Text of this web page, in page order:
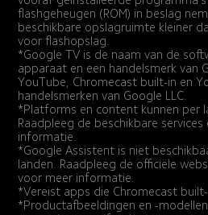
flashgeheugen (ROM) in beslag
beschikbare opslagruimte kleiner
voor flashopslag.
*Google TV is de naam van de
apparaat en een handelsmerk van
YouTube, Chromecast built-in en
handelsmerken van Google LLC.
*Platforms en content kunnen per
Raadpleeg de beschikbare
informatie.
*Google Assistent is niet
landen. Raadpleeg de officiële
voor meer informatie.
*Vereist apps die Chromecast
*Productafbeeldingen en -